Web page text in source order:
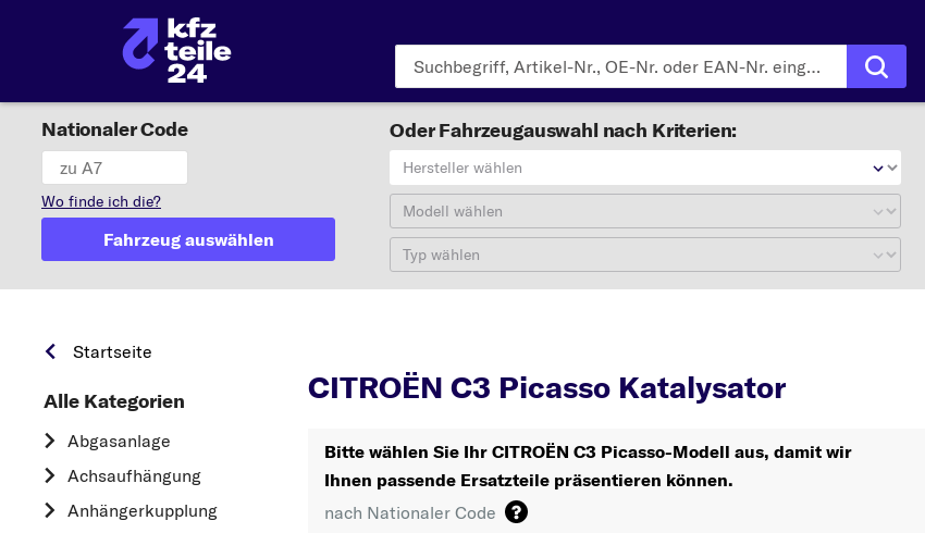
Nationaler Code
Wo finde ich die?
Fahrzeug auswählen
Oder Fahrzeugauswahl nach Kriterien:
Hersteller wählen
Modell wählen
Typ wählen
Startseite
Alle Kategorien
Abgasanlage
Achsaufhängung
Anhängerkupplung
CITROËN C3 Picasso Katalysator
Bitte wählen Sie Ihr CITROËN C3 Picasso-Modell aus, damit wir
Ihnen passende Ersatzteile präsentieren können.
nach Nationaler Code